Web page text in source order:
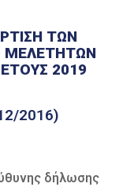
ΤΩΝ
ΜΕΛΕΤΗΤΩΝ
2019
2016)
δήλωσης